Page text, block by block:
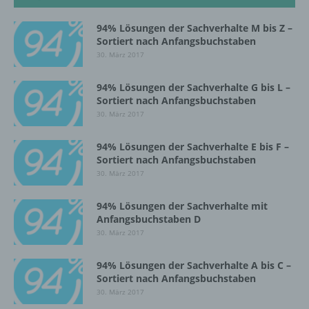
94% Lösungen der Sachverhalte M bis Z –
Sortiert nach Anfangsbuchstaben
30. März 2017
94% Lösungen der Sachverhalte G bis L –
Sortiert nach Anfangsbuchstaben
30. März 2017
94% Lösungen der Sachverhalte E bis F –
Sortiert nach Anfangsbuchstaben
30. März 2017
94% Lösungen der Sachverhalte mit
Anfangsbuchstaben D
30. März 2017
94% Lösungen der Sachverhalte A bis C –
Sortiert nach Anfangsbuchstaben
30. März 2017
Vorgang oder jede solche Vorgangsreihe im
Zusammenhang mit personenbezogenen
Daten wie das Erheben, das Erfassen, die
Organisation, das Ordnen, die Speicherung,
die Anpassung oder Veränderung, das
Auslesen, das Abfragen, die Verwendung,
die Offenlegung durch Übermittlung,
Verbreitung oder eine andere Form der
Bereitstellung, den Abgleich oder die
Löschen oder die Vernichtung.
Einschränkung der Verarbeitung ist die
Markierung gespeicherter
künftige Verarbeitung einzuschränken.